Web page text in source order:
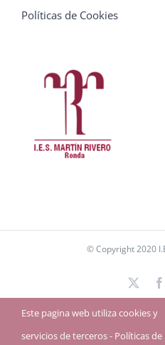
Políticas de Cookies
© Copyright 2020
Este pagina web utiliza cookies y
servicios de terceros - Políticas de